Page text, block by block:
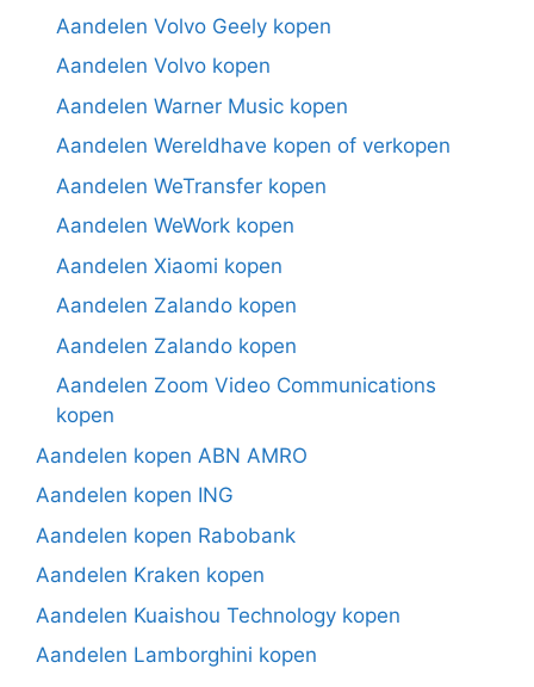
Aandelen Volvo Geely kopen
Aandelen Volvo kopen
Aandelen Warner Music kopen
Aandelen Wereldhave kopen of verkopen
Aandelen WeTransfer kopen
Aandelen WeWork kopen
Aandelen Xiaomi kopen
Aandelen Zalando kopen
Aandelen Zalando kopen
Aandelen Zoom Video Communications
kopen
Aandelen kopen ABN AMRO
Aandelen kopen ING
Aandelen kopen Rabobank
Aandelen Kraken kopen
Aandelen Kuaishou Technology kopen
Aandelen Lamborghini kopen